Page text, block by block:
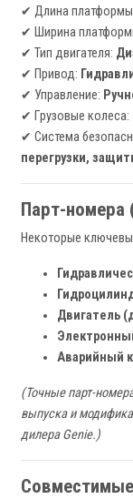
✔ Длина
✔ Ширина
✔ Тип двигателя:
✔ Привод:
✔ Управление:
✔ Грузовые колеса:
✔ Система
перегрузки,
Парт-номера
Некоторые
Двигатель
Аварийный
(Точные парт-
выпуска и
дилера Genie.)